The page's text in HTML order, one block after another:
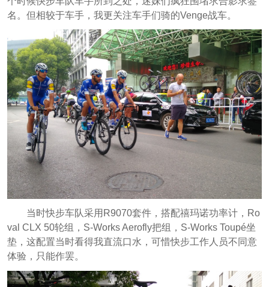
名。但相较于车手，我更关注车手们骑的Venge战车。
当时快步车队采用R9070套件，搭配禧玛诺功率计，Ro
val CLX 50轮组，S-Works Aerofly把组，S-Works Toupé坐
垫，这配置当时看得我直流口水，可惜快步工作人员不同意
体验，只能作罢。